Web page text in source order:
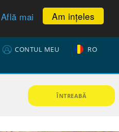
Am ințeles
Află mai
CONTUL MEU RO
ÎNTREABĂ